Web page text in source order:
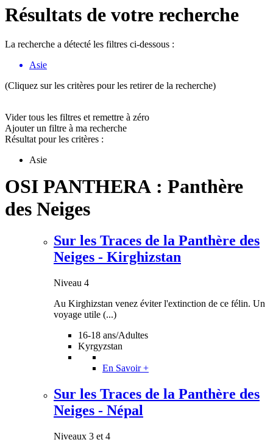
Résultats de votre recherche
La recherche a détecté les filtres ci-dessous :
Asie
(Cliquez sur les critères pour les retirer de la recherche)
Vider tous les filtres et remettre à zéro
Ajouter un filtre à ma recherche
Résultat pour les critères :
Asie
OSI PANTHERA : Panthère
des Neiges
Sur les Traces de la Panthère des
Neiges - Kirghizstan
Niveau 4
Au Kirghizstan venez éviter l'extinction de ce félin. Un
voyage utile (...)
16-18 ans/Adultes
Kyrgyzstan
En Savoir +
Sur les Traces de la Panthère des
Neiges - Népal
Niveaux 3 et 4